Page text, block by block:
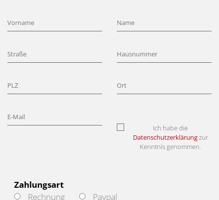
Ich habe die
Datenschutzerklärungzur
Kenntnis genommen.
Zahlungsart
Rechnung
Paypal